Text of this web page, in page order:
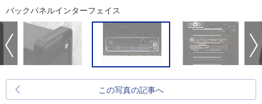
バックパネルインターフェイス
この写真の記事へ